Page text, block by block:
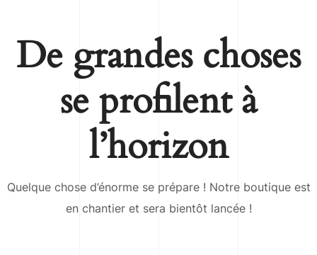
De grandes choses
se profilent à
l’horizon
Quelque chose d’énorme se prépare ! Notre boutique est
en chantier et sera bientôt lancée !